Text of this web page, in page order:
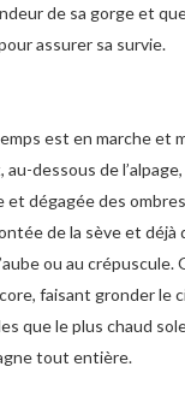
de sa gorge et
assurer sa survie.
est en marche et
dessous de
dégagée des
de la sève et déjà
ou au crépuscule.
faisant gronder le
que le plus chaud
tout entière.